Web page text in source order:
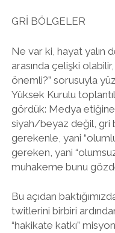
GRİ BÖLGELER
Ne var ki, hayat yalın
arasında çelişki
önemli?” sorusuyla
Yüksek Kurulu
gördük: Medya
siyah/beyaz değil, gri
gerekenle, yani
gereken, yani
muhakeme bunu
Bu açıdan
twitlerini birbiri
“hakikate katkı”